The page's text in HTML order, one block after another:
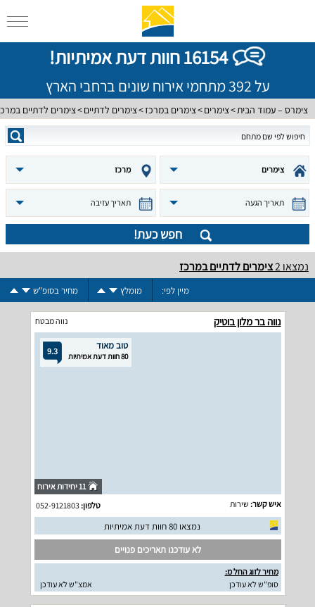
16154 חוות דעת אמיתיות!
על 392 מתחמי אירוח שונים ברחבי הארץ
צימרס – עמוד הבית צימרים צימרים במרכז צימרים לדתיים צימרים לדתיים
צימרים מרכז
תאריך הגעה תאריך עזיבה
חפש כעת!
נמצאו2צימרים לדתיים במרכז
מיין לפי: מומלץ מחיר בסופ"ש
נווה בר מלון בוטיק נווה מבטח
9.3 טוב מאוד
80 חוות דעת אמיתיות
11 יחידות אירוח
איש קשר: שירות טלפון:052-9121803
נמצאו 80 חוות דעת אמיתיות
לא עודכנו תאריכים פנויים
מחיר לזוג החל מ:
סופ"ש לא עודכן
אמצ"ש לא עודכן